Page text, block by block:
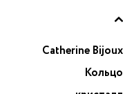
Catherine Bijoux
Кольцо